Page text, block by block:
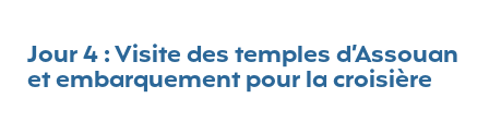
Jour 4 : Visite des temples d’Assouan
et embarquement pour la croisière